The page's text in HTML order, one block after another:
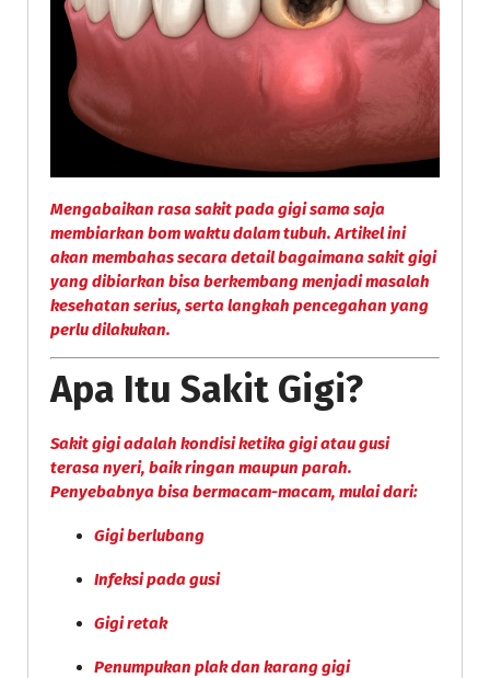
Mengabaikan rasa sakit pada gigi sama saja
membiarkan bom waktu dalam tubuh. Artikel ini
akan membahas secara detail bagaimana sakit gigi
yang dibiarkan bisa berkembang menjadi masalah
kesehatan serius, serta langkah pencegahan yang
perlu dilakukan.
Apa Itu Sakit Gigi?
Sakit gigi adalah kondisi ketika gigi atau gusi
terasa nyeri, baik ringan maupun parah.
Penyebabnya bisa bermacam-macam, mulai dari:
Gigi berlubang
Infeksi pada gusi
Gigi retak
Penumpukan plak dan karang gigi